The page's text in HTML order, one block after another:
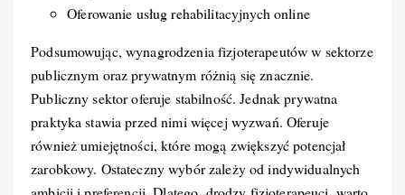
Oferowanie usług rehabilitacyjnych online
Podsumowując, wynagrodzenia fizjoterapeutów w sektorze
publicznym oraz prywatnym różnią się znacznie.
Publiczny sektor oferuje stabilność. Jednak prywatna
praktyka stawia przed nimi więcej wyzwań. Oferuje
również umiejętności, które mogą zwiększyć potencjał
zarobkowy. Ostateczny wybór zależy od indywidualnych